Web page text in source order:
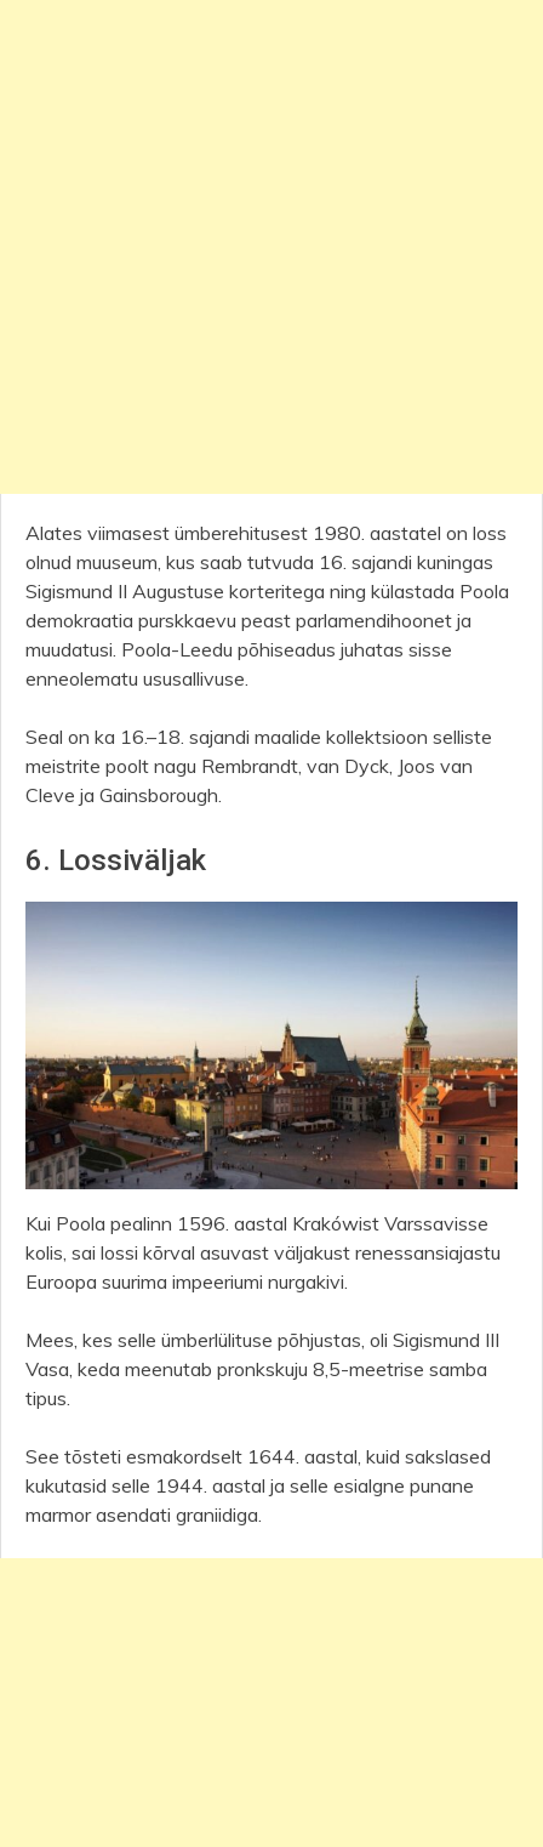
Alates viimasest ümberehitusest 1980. aastatel on loss
olnud muuseum, kus saab tutvuda 16. sajandi kuningas
Sigismund II Augustuse korteritega ning külastada Poola
demokraatia purskkaevu peast parlamendihoonet ja
muudatusi. Poola-Leedu põhiseadus juhatas sisse
enneolematu ususallivuse.
Seal on ka 16.–18. sajandi maalide kollektsioon selliste
meistrite poolt nagu Rembrandt, van Dyck, Joos van
Cleve ja Gainsborough.
6. Lossiväljak
Kui Poola pealinn 1596. aastal Krakówist Varssavisse
kolis, sai lossi kõrval asuvast väljakust renessansiajastu
Euroopa suurima impeeriumi nurgakivi.
Mees, kes selle ümberlülituse põhjustas, oli Sigismund III
Vasa, keda meenutab pronkskuju 8,5-meetrise samba
tipus.
See tõsteti esmakordselt 1644. aastal, kuid sakslased
kukutasid selle 1944. aastal ja selle esialgne punane
marmor asendati graniidiga.